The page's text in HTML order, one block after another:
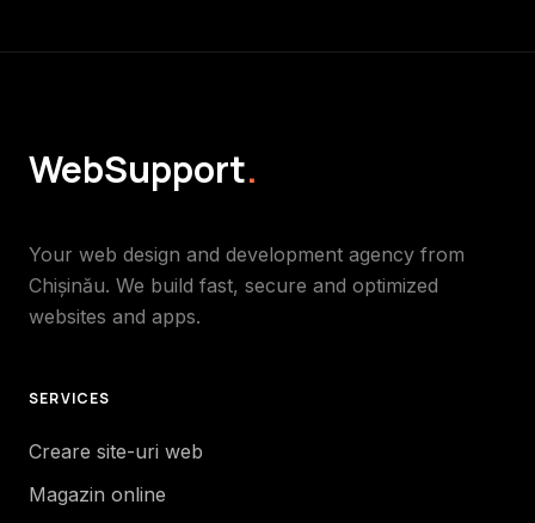
WebSupport.
Your web design and development agency from
Chișinău. We build fast, secure and optimized
websites and apps.
SERVICES
Creare site-uri web
Magazin online